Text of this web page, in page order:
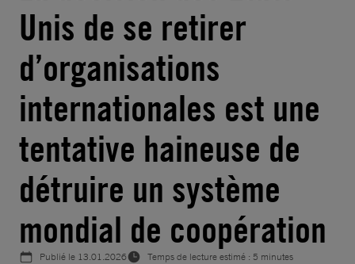
Unis de se retirer
d’organisations
internationales est une
tentative haineuse de
détruire un système
mondial de coopération
Publié le 13.01.2026
Temps de lecture estimé : 5 minutes